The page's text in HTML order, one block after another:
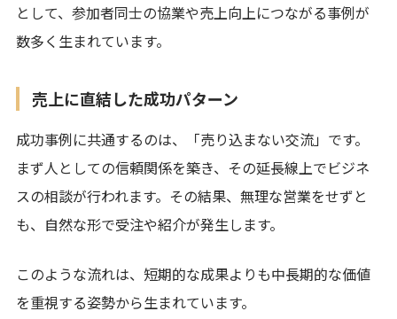
として、参加者同士の協業や売上向上につながる事例が
数多く生まれています。
売上に直結した成功パターン
成功事例に共通するのは、「売り込まない交流」です。
まず人としての信頼関係を築き、その延長線上でビジネ
スの相談が行われます。その結果、無理な営業をせずと
も、自然な形で受注や紹介が発生します。
このような流れは、短期的な成果よりも中長期的な価値
を重視する姿勢から生まれています。